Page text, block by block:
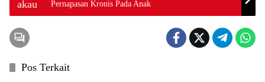
Pernapasan Kronis Pada Anak
Pos Terkait